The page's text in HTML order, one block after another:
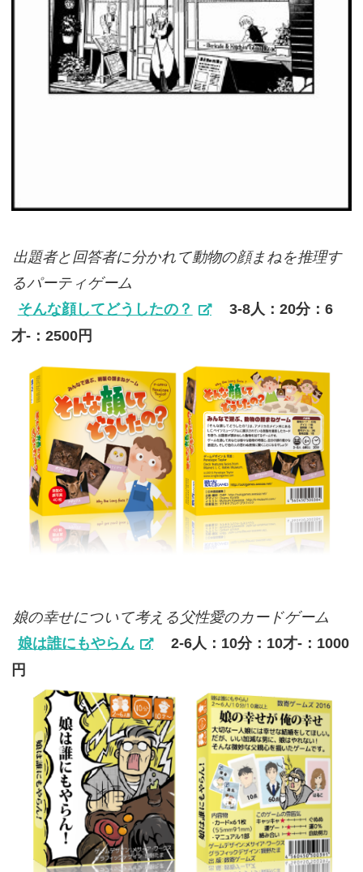
出題者と回答者に分かれて動物の顔まねを推理す
るパーティゲーム
そんな顔してどうしたの？
3-8人：20分：6
才-：2500円
娘の幸せについて考える父性愛のカードゲーム
娘は誰にもやらん
2-6人：10分：10才-：1000
円